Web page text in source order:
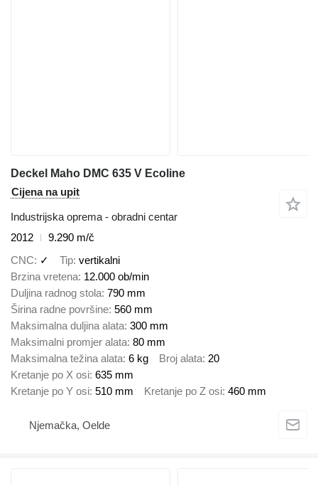
Deckel Maho DMC 635 V Ecoline
Cijena na upit
Industrijska oprema - obradni centar
2012
9.290 m/č
CNC
✓ Tip vertikalni
Brzina vretena 12.000 ob/min
Duljina radnog stola 790 mm
Širina radne površine 560 mm
Maksimalna duljina alata 300 mm
Maksimalni promjer alata 80 mm
Maksimalna težina alata 6 kg Broj alata 20
Kretanje po X osi 635 mm
Kretanje po Y osi 510 mm Kretanje po Z osi 460 mm
Njemačka, Oelde